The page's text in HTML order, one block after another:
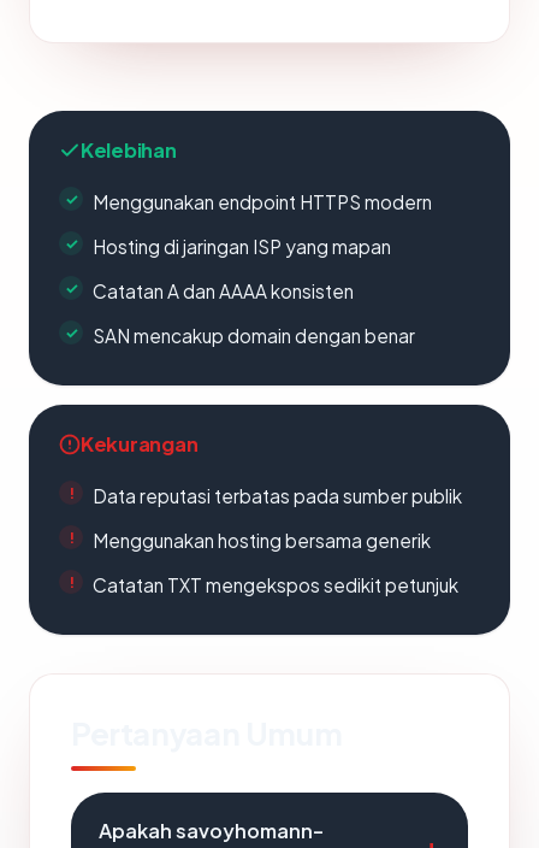
Kelebihan
Menggunakan endpoint HTTPS modern
Hosting di jaringan ISP yang mapan
Catatan A dan AAAA konsisten
SAN mencakup domain dengan benar
Kekurangan
Data reputasi terbatas pada sumber publik
Menggunakan hosting bersama generik
Catatan TXT mengekspos sedikit petunjuk
Apakah savoyhomann-